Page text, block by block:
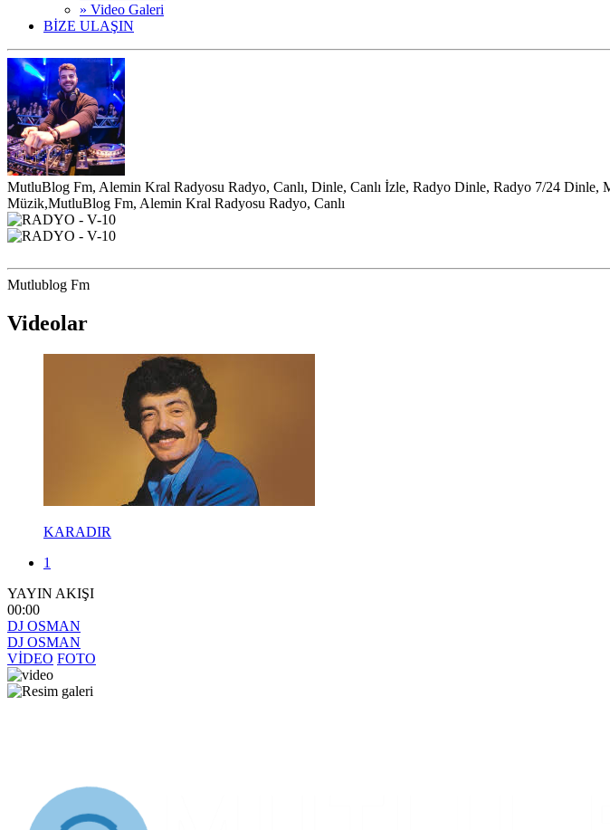
» Video Galeri
BİZE ULAŞIN
MutluBlog Fm, Alemin Kral Radyosu Radyo, Canlı, Dinle, Canlı İzle, Radyo Dinle, Radyo 7/24
Müzik,MutluBlog Fm, Alemin Kral Radyosu Radyo, Canlı
Mutlublog Fm
Videolar
KARADIR
1
YAYIN AKIŞI
00:00
DJ OSMAN
DJ OSMAN
VİDEO FOTO